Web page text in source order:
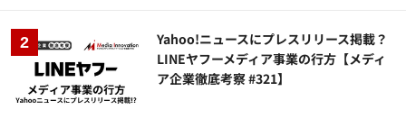
Yahoo!ニュースにプレスリリース掲載？
LINEヤフーメディア事業の行方【メディ
ア企業徹底考察 #321】